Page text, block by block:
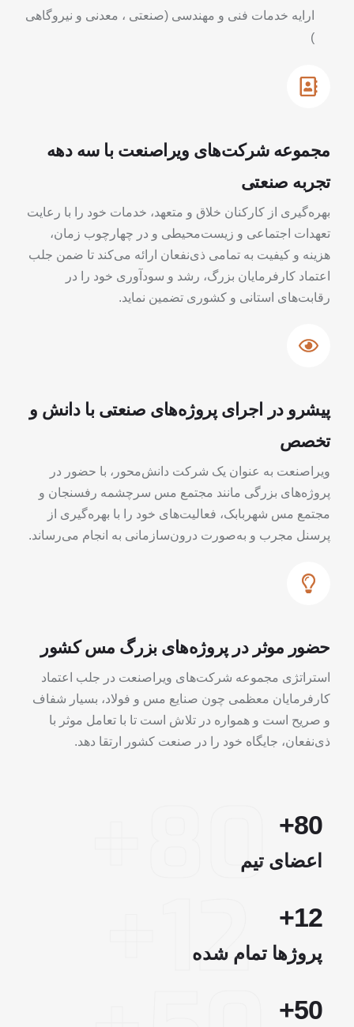
ارایه خدمات فنی و مهندسی (صنعتی ، معدنی و نیروگاهی
)
مجموعه شرکت‌های ویراصنعت با سه دهه
تجربه صنعتی
بهره‌گیری از کارکنان خلاق و متعهد، خدمات خود را با رعایت
تعهدات اجتماعی و زیست‌محیطی و در چهارچوب زمان،
هزینه و کیفیت به تمامی ذی‌نفعان ارائه می‌کند تا ضمن جلب
اعتماد کارفرمایان بزرگ، رشد و سودآوری خود را در
رقابت‌های استانی و کشوری تضمین نماید.
پیشرو در اجرای پروژه‌های صنعتی با دانش و
تخصص
ویراصنعت به عنوان یک شرکت دانش‌محور، با حضور در
پروژه‌های بزرگی مانند مجتمع مس سرچشمه رفسنجان و
مجتمع مس شهربابک، فعالیت‌های خود را با بهره‌گیری از
پرسنل مجرب و به‌صورت درون‌سازمانی به انجام می‌رساند.
حضور موثر در پروژه‌های بزرگ مس کشور
استراتژی مجموعه شرکت‌های ویراصنعت در جلب اعتماد
کارفرمایان معظمی چون صنایع مس و فولاد، بسیار شفاف
و صریح است و همواره در تلاش است تا با تعامل موثر با
ذی‌نفعان، جایگاه خود را در صنعت کشور ارتقا دهد.
80+ 80
+
اعضای تیم
12+ 12
+
پروژها تمام شده
50
+